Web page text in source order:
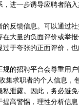
进一步诱导应聘者陷
反馈信息。可以通过
大量的负面评价或举
于夸张的正面评价，
的招聘平台会尊重用
集求职者的个人信息
泄露。因此，务必避
高警惕，理性分析信